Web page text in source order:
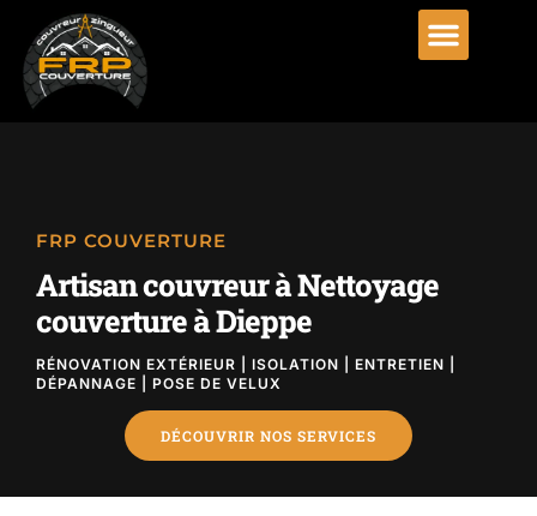
FRP COUVERTURE
Artisan couvreur à Nettoyage
couverture à Dieppe
RÉNOVATION EXTÉRIEUR | ISOLATION | ENTRETIEN |
DÉPANNAGE | POSE DE VELUX
DÉCOUVRIR NOS SERVICES